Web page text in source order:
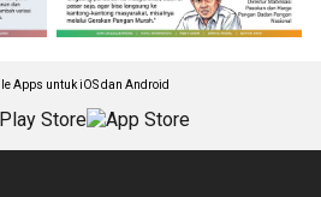
Apps untuk iOS dan Android